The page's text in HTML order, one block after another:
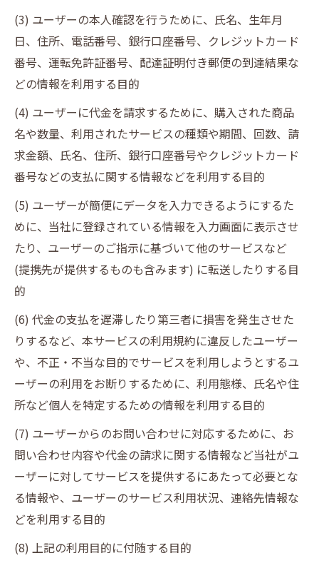
(3) ユーザーの本人確認を行うために、氏名、生年月
日、住所、電話番号、銀行口座番号、クレジットカード
番号、運転免許証番号、配達証明付き郵便の到達結果な
どの情報を利用する目的
(4) ユーザーに代金を請求するために、購入された商品
名や数量、利用されたサービスの種類や期間、回数、請
求金額、氏名、住所、銀行口座番号やクレジットカード
番号などの支払に関する情報などを利用する目的
(5) ユーザーが簡便にデータを入力できるようにするた
めに、当社に登録されている情報を入力画面に表示させ
たり、ユーザーのご指示に基づいて他のサービスなど
(提携先が提供するものも含みます) に転送したりする目
的
(6) 代金の支払を遅滞したり第三者に損害を発生させた
りするなど、本サービスの利用規約に違反したユーザー
や、不正・不当な目的でサービスを利用しようとするユ
ーザーの利用をお断りするために、利用態様、氏名や住
所など個人を特定するための情報を利用する目的
(7) ユーザーからのお問い合わせに対応するために、お
問い合わせ内容や代金の請求に関する情報など当社がユ
ーザーに対してサービスを提供するにあたって必要とな
る情報や、ユーザーのサービス利用状況、連絡先情報な
どを利用する目的
(8) 上記の利用目的に付随する目的